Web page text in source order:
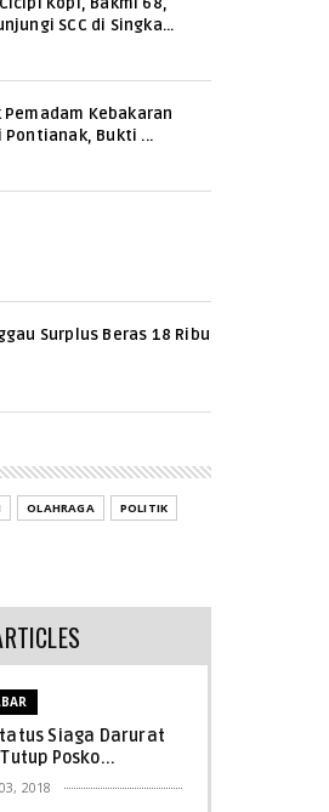
SCC di Singka...
Kebakaran
Pontianak, Bukti ...
Surplus Beras 18 Ribu
OLAHRAGA
POLITIK
Siaga Darurat
Posko...
2018